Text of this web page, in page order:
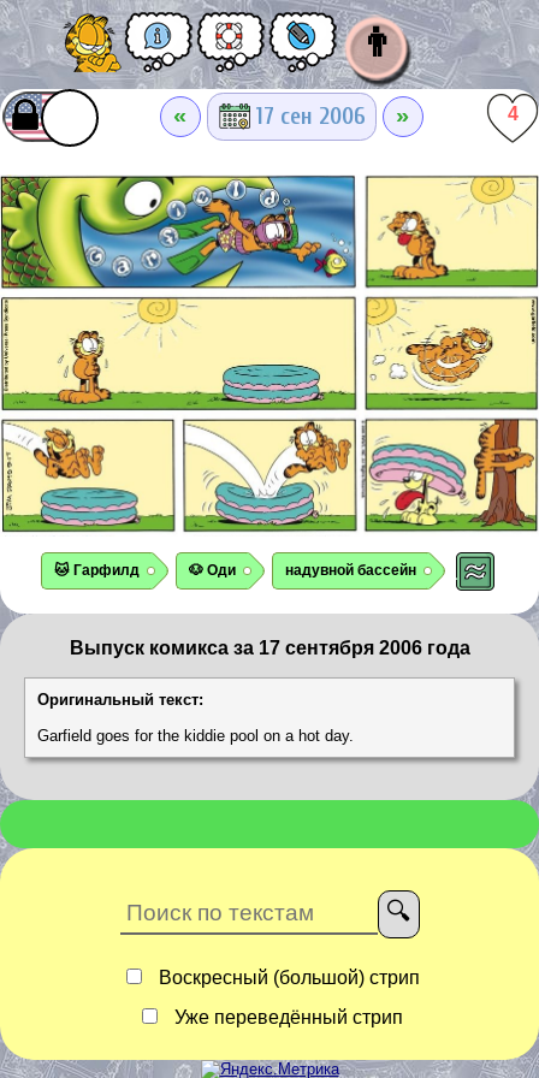
👨
« 17 сен 2006 » 4
🐱 Гарфилд 🐶 Оди надувной бассейн
Выпуск комикса за 17 сентября 2006 года
Оригинальный текст:
Garfield goes for the kiddie pool on a hot day.
Воскресный (большой) стрип
Уже переведённый стрип